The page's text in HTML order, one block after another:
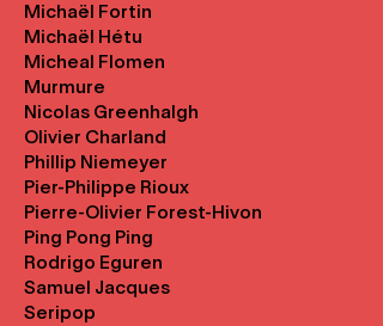
Michaël Fortin
Michaël Hétu
Micheal Flomen
Murmure
Nicolas Greenhalgh
Olivier Charland
Phillip Niemeyer
Pier-Philippe Rioux
Pierre-Olivier Forest-Hivon
Ping Pong Ping
Rodrigo Eguren
Samuel Jacques
Seripop